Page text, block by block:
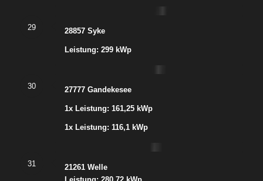
29 28857 Syke
Leistung: 299 kWp
30 27777 Gandekesee
1x Leistung: 161,25 kWp
1x Leistung: 116,1 kWp
31
21261 Welle